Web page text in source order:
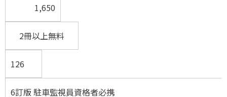
1,650
2冊以上無料
126
6訂版 駐車監視員資格者必携